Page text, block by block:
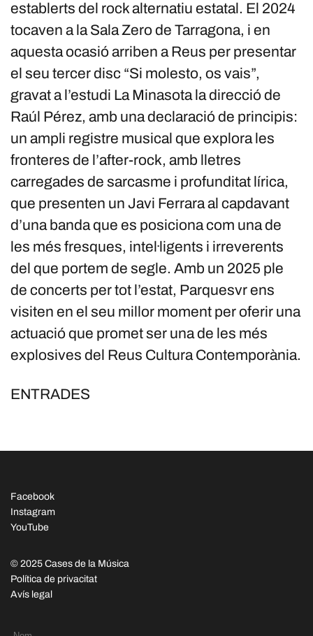
establerts del rock alternatiu estatal. El 2024
tocaven a la Sala Zero de Tarragona, i en
aquesta ocasió arriben a Reus per presentar
el seu tercer disc “Si molesto, os vais”,
gravat a l’estudi La Minasota la direcció de
Raúl Pérez, amb una declaració de principis:
un ampli registre musical que explora les
fronteres de l’after-rock, amb lletres
carregades de sarcasme i profunditat lírica,
que presenten un Javi Ferrara al capdavant
d’una banda que es posiciona com una de
les més fresques, intel·ligents i irreverents
del que portem de segle. Amb un 2025 ple
de concerts per tot l’estat, Parquesvr ens
visiten en el seu millor moment per oferir una
actuació que promet ser una de les més
explosives del Reus Cultura Contemporània.
ENTRADES
Facebook
Instagram
YouTube
© 2025 Cases de la Música
Política de privacitat
Avís legal